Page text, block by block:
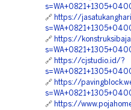
🔗 https://
🔗 https://
🔗 https://cjstudio.id/?
🔗 https://
🔗 https://